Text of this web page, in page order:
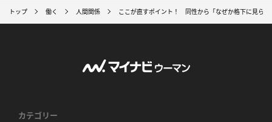
トップ 働く 人間関係 ここが直すポイント！ 同性から「なぜか格下に見ら
カテゴリー